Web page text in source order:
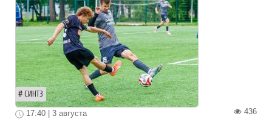
СИНТЗ
436
17:40 | 3 августа